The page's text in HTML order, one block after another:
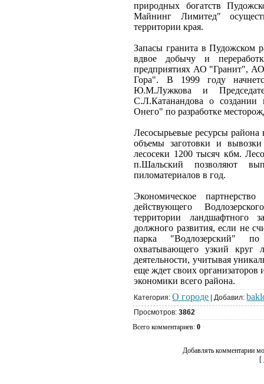
природных богатств
Майнинг Лимитед"
территории края.
Запасы гранита в Пудожском
вдвое добычу и
предприятиях АО "Гранит",
Гора". В 1999 году
Ю.М.Лужкова и
С.Л.Катанандова о
Онего" по разработке
Лесосырьевые ресурсы
объемы заготовки и
лесосеки 1200 тысяч кбм.
п.Шальский позволяют
пиломатериалов в год.
Экономическое
действующего
территории ландшафтного
должного развития, если не
парка "Водлозерский" по
охватывающего узкий круг
деятельности, учитывая
еще ждет своих
экономики всего района.
Категория:О городе | Добавил:
Просмотров:3862
Всего комментариев:0
Добавлять комментарии
[